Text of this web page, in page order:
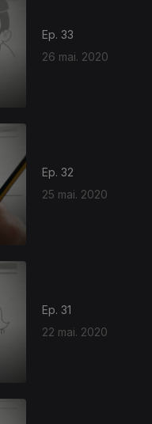
Ep. 33
26 mai. 2020
Ep. 32
25 mai. 2020
Ep. 31
22 mai. 2020